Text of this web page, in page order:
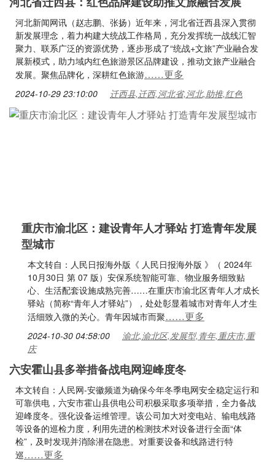
河北新闻网讯（赵志鹏、张扬）近年来，河北省迁西县深入贯彻
新发展理念，着力构建大统战工作格局，充分发挥统一战线汇智
聚力、联系广泛的资源优势，逐步形成了“统战+文旅”产业融合发
展新模式，助力域内红色旅游景区品牌建设，推动文旅产业融合
发展。聚焦品牌化，深耕红色旅游……更多
2024-10-29 23:10:00 迁西县,迁西,河北省,河北,助推,红色
重庆市渝北区：建设青年人才驿站 打造青年发展
型城市
本文转自：人民日报海外版《 人民日报海外版 》（ 2024年
10月30日 第 07 版）安保系统智能可靠、物业服务细致贴
心、生活配套设施成熟完善……在重庆市渝北区青年人才成长
驿站（简称“青年人才驿站”），处处彰显着城市对青年人才生
活细致入微的关心。青年因城市而聚……更多
2024-10-30 04:58:00
渝北,渝北区,发展型,青年,重庆市,重
庆
六安霍山县多举措备战电网迎峰度冬
本文转自：人民网-安徽频道为确保今年冬季电网安全稳定运行和
可靠供电，六安市霍山县供电公司积极采取多项举措，全力备战
迎峰度冬。强化设备运维管理。该公司加大对变电站、输电线路
等设备的巡检力度，利用先进的检测技术对设备进行全面“体
检”，及时发现并消除潜在隐患。对重要设备和线路进行特
巡……更多